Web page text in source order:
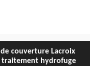
couverture Lacroix
traitement hydrofuge